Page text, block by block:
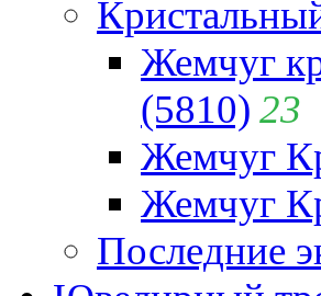
Жемчуг
(5810) 23
Жемчуг
Жемчуг
Последние